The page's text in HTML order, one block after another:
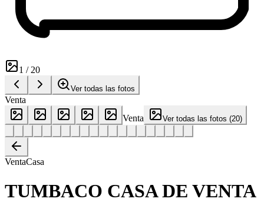
1 /20
Ver todas las fotos
Venta
Venta
Ver todas las fotos (20)
VentaCasa
TUMBACO CASA DE VENTA